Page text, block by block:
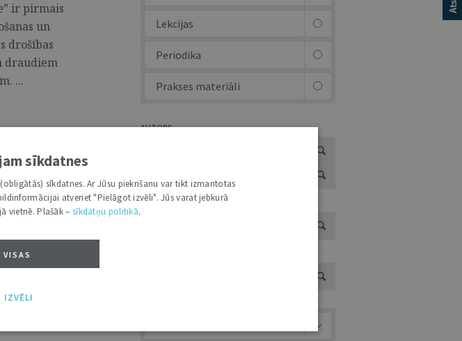
ir pirmais
un
drošības
draudiem
...
2025.
1.
Lekcijas
Periodika
Prakses materiāli
AUTORS
GADS
sīkdatnes
sīkdatnes. Ar Jūsu piekrišanu var tikt izmantotas
atveriet "Pielāgot izvēli". Jūs varat jebkurā
vietnē. Plašāk – sīkdatņu politikā.
IZVĒLI